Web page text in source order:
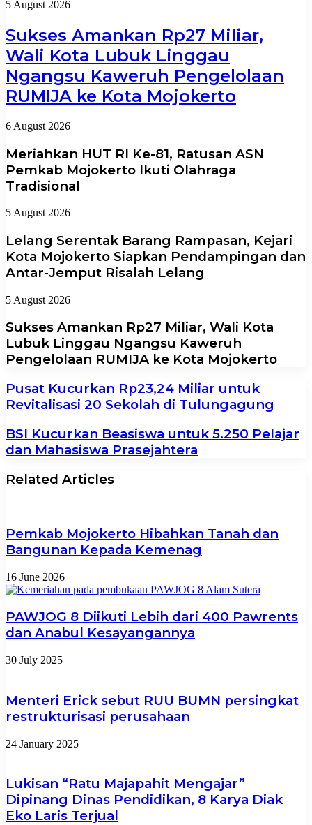
5 August 2026
Sukses Amankan Rp27 Miliar,
Wali Kota Lubuk Linggau
Ngangsu Kaweruh Pengelolaan
RUMIJA ke Kota Mojokerto
6 August 2026
Meriahkan HUT RI Ke-81, Ratusan ASN
Pemkab Mojokerto Ikuti Olahraga
Tradisional
5 August 2026
Lelang Serentak Barang Rampasan, Kejari
Kota Mojokerto Siapkan Pendampingan dan
Antar-Jemput Risalah Lelang
5 August 2026
Sukses Amankan Rp27 Miliar, Wali Kota
Lubuk Linggau Ngangsu Kaweruh
Pengelolaan RUMIJA ke Kota Mojokerto
Pusat Kucurkan Rp23,24 Miliar untuk
Revitalisasi 20 Sekolah di Tulungagung
BSI Kucurkan Beasiswa untuk 5.250 Pelajar
dan Mahasiswa Prasejahtera
Related Articles
Pemkab Mojokerto Hibahkan Tanah dan
Bangunan Kepada Kemenag
16 June 2026
PAWJOG 8 Diikuti Lebih dari 400 Pawrents
dan Anabul Kesayangannya
30 July 2025
Menteri Erick sebut RUU BUMN persingkat
restrukturisasi perusahaan
24 January 2025
Lukisan “Ratu Majapahit Mengajar”
Dipinang Dinas Pendidikan, 8 Karya Diak
Eko Laris Terjual